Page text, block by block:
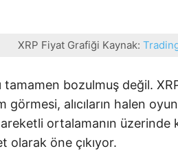
XRP Fiyat Grafiği Kaynak:
tamamen bozulmuş değil.
alıcıların halen
ortalamanın üzerinde
olarak öne çıkıyor.